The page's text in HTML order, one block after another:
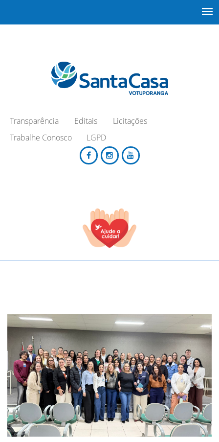
Transparência Editais
Licitações
Trabalhe Conosco
LGPD
TODOS OS CAMPOS SÃO OBRIGATÓRIOS.